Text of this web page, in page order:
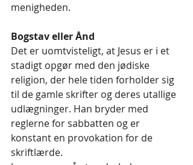
menigheden.
Bogstav eller Ånd
Det er uomtvisteligt, at Jesus er i et
stadigt opgør med den jødiske
religion, der hele tiden forholder sig
til de gamle skrifter og deres utallige
udlægninger. Han bryder med
reglerne for sabbatten og er
konstant en provokation for de
skriftlærde.